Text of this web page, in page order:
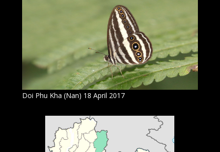
Doi Phu Kha (Nan) 18 April 2017